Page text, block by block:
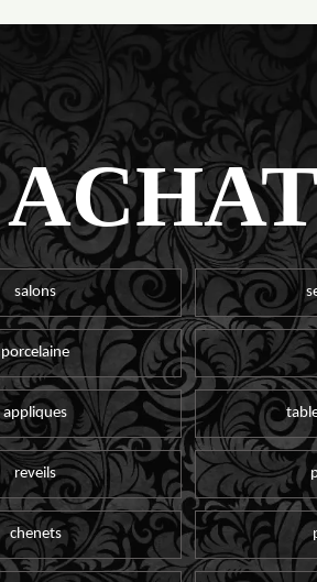
salons
porcelaine
appliques
reveils
chenets